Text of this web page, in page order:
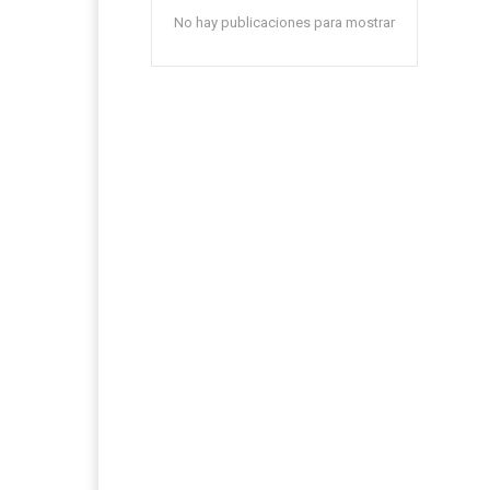
No hay publicaciones para mostrar